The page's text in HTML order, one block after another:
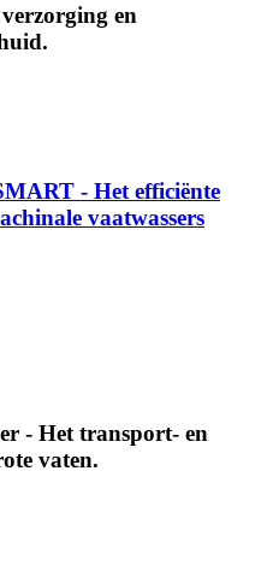
en
- Het efficiënte
vaatwassers
- Het transport- en
vaten.